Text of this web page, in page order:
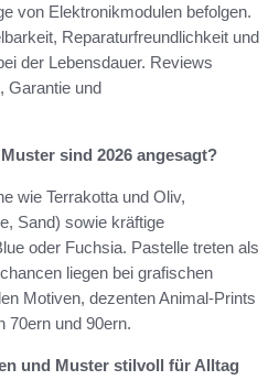
von Elektronikmodulen befolgen.
Reparaturfreundlichkeit und
der Lebensdauer. Reviews
Garantie und
sind 2026 angesagt?
wie Terrakotta und Oliv,
Sand) sowie kräftige
oder Fuchsia. Pastelle treten als
liegen bei grafischen
Motiven, dezenten Animal-Prints
70ern und 90ern.
und Muster stilvoll für Alltag